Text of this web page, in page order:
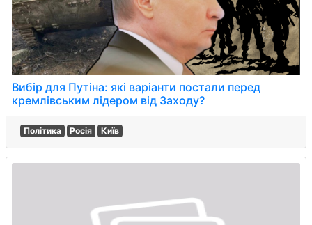
Вибір для Путіна: які варіанти постали перед
кремлівським лідером від Заходу?
Політика Росія Київ